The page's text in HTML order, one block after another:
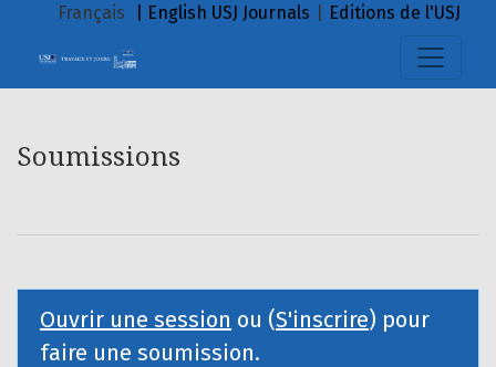
Soumissions
Français | English USJ Journals Editions de l'USJ
Soumissions
Ouvrir une session ou (S'inscrire) pour
faire une soumission.